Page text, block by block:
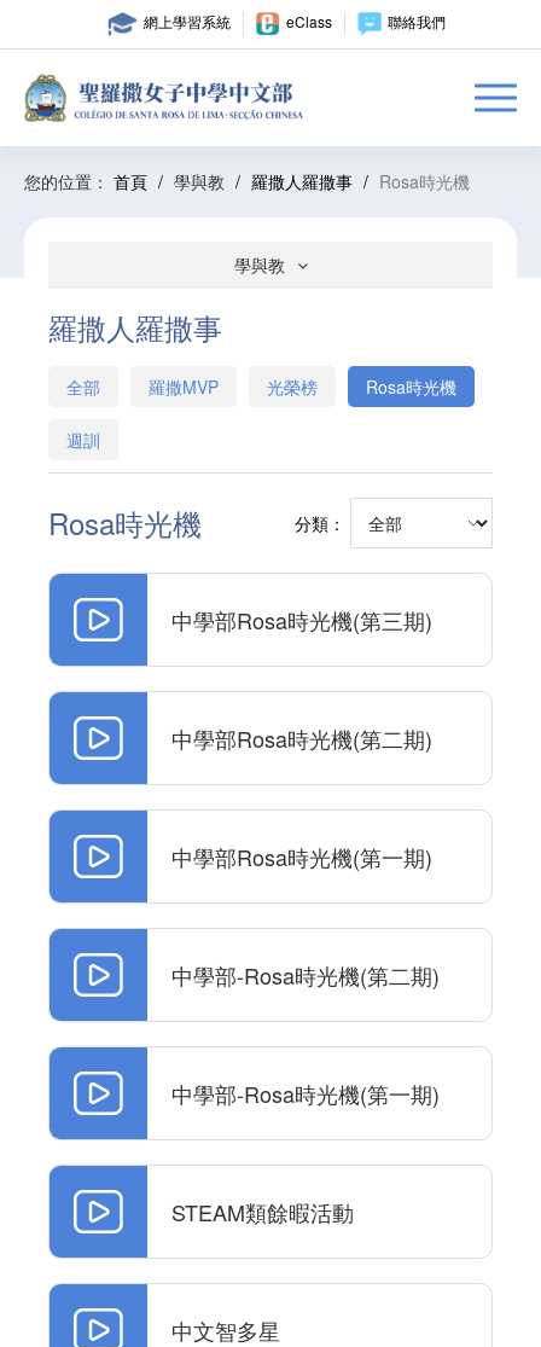
網上學習系統 eClass 聯絡我們
您的位置： 首頁 / 學與教 / 羅撒人羅撒事 / Rosa時光機
學與教
羅撒人羅撒事
全部 羅撒MVP 光榮榜 Rosa時光機
週訓
Rosa時光機 分類：
中學部Rosa時光機(第三期)
中學部Rosa時光機(第二期)
中學部Rosa時光機(第一期)
中學部-Rosa時光機(第二期)
中學部-Rosa時光機(第一期)
STEAM類餘暇活動
中文智多星